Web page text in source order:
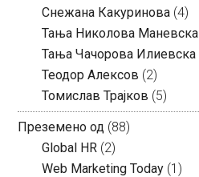
Снежана Какуринова (4)
Тања Николова Маневска
Тања Чачорова Илиевска
Теодор Алексов (2)
Томислав Трајков (5)
Преземено од (88)
Global HR (2)
Web Marketing Today (1)